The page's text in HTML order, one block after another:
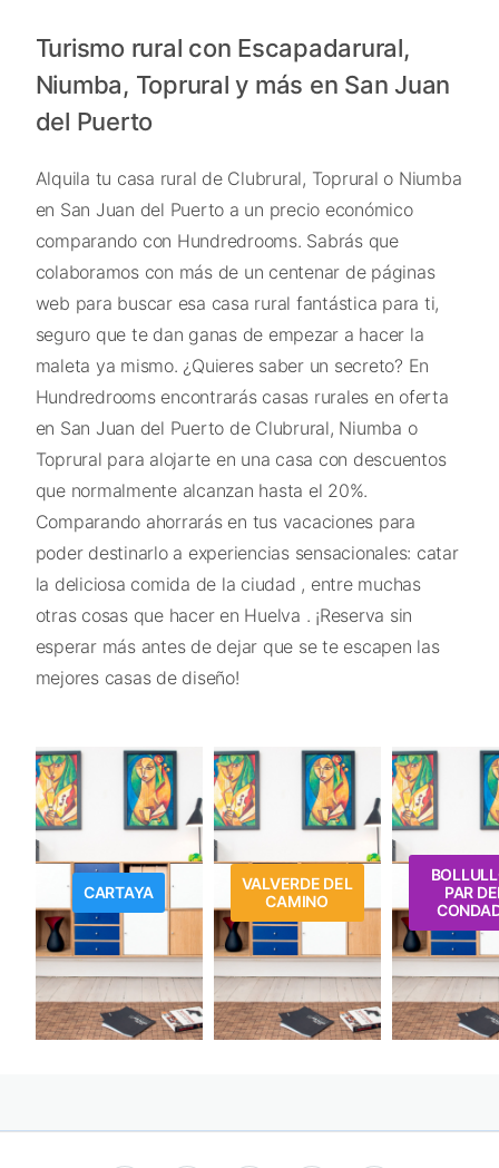
Turismo rural con Escapadarural,
Niumba, Toprural y más en San Juan
del Puerto
Alquila tu casa rural de Clubrural, Toprural o Niumba
en San Juan del Puerto a un precio económico
comparando con Hundredrooms. Sabrás que
colaboramos con más de un centenar de páginas
web para buscar esa casa rural fantástica para ti,
seguro que te dan ganas de empezar a hacer la
maleta ya mismo. ¿Quieres saber un secreto? En
Hundredrooms encontrarás casas rurales en oferta
en San Juan del Puerto de Clubrural, Niumba o
Toprural para alojarte en una casa con descuentos
que normalmente alcanzan hasta el 20%.
Comparando ahorrarás en tus vacaciones para
poder destinarlo a experiencias sensacionales: catar
la deliciosa comida de la ciudad , entre muchas
otras cosas que hacer en Huelva . ¡Reserva sin
esperar más antes de dejar que se te escapen las
mejores casas de diseño!
CARTAYA
VALVERDE DEL
CAMINO
PAR